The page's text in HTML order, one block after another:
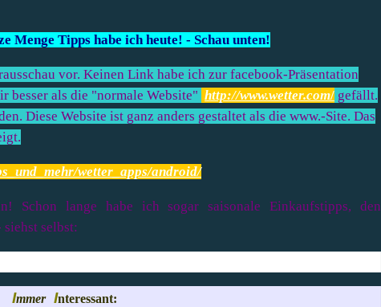
Menge Tipps habe ich heute! - Schau unten!
vor. Keinen Link habe ich zur facebook-Präsentation
besser als die "normale Website" http://www.wetter.com/ gefällt.
Diese Website ist ganz anders gestaltet als die www.-Site. Das
wetter_apps/android/
lange habe ich sogar saisonale Einkaufstipps, den
selbst:
Immer Interessant: